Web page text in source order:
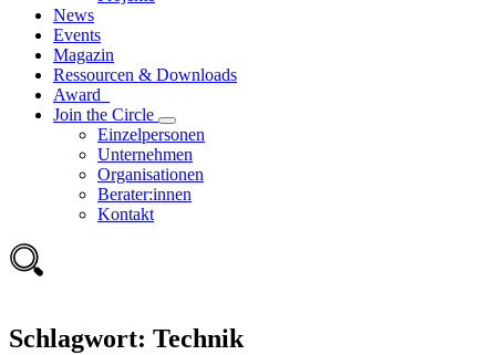
News
Events
Magazin
Ressourcen & Downloads
Award
Join the Circle
Einzelpersonen
Unternehmen
Organisationen
Berater:innen
Kontakt
Schlagwort: Technik